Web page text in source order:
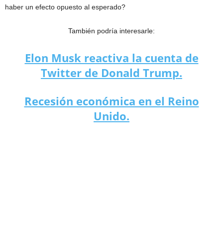
haber un efecto opuesto al esperado?
También podría interesarle:
Elon Musk reactiva la cuenta de
Twitter de Donald Trump.
Recesión económica en el Reino
Unido.